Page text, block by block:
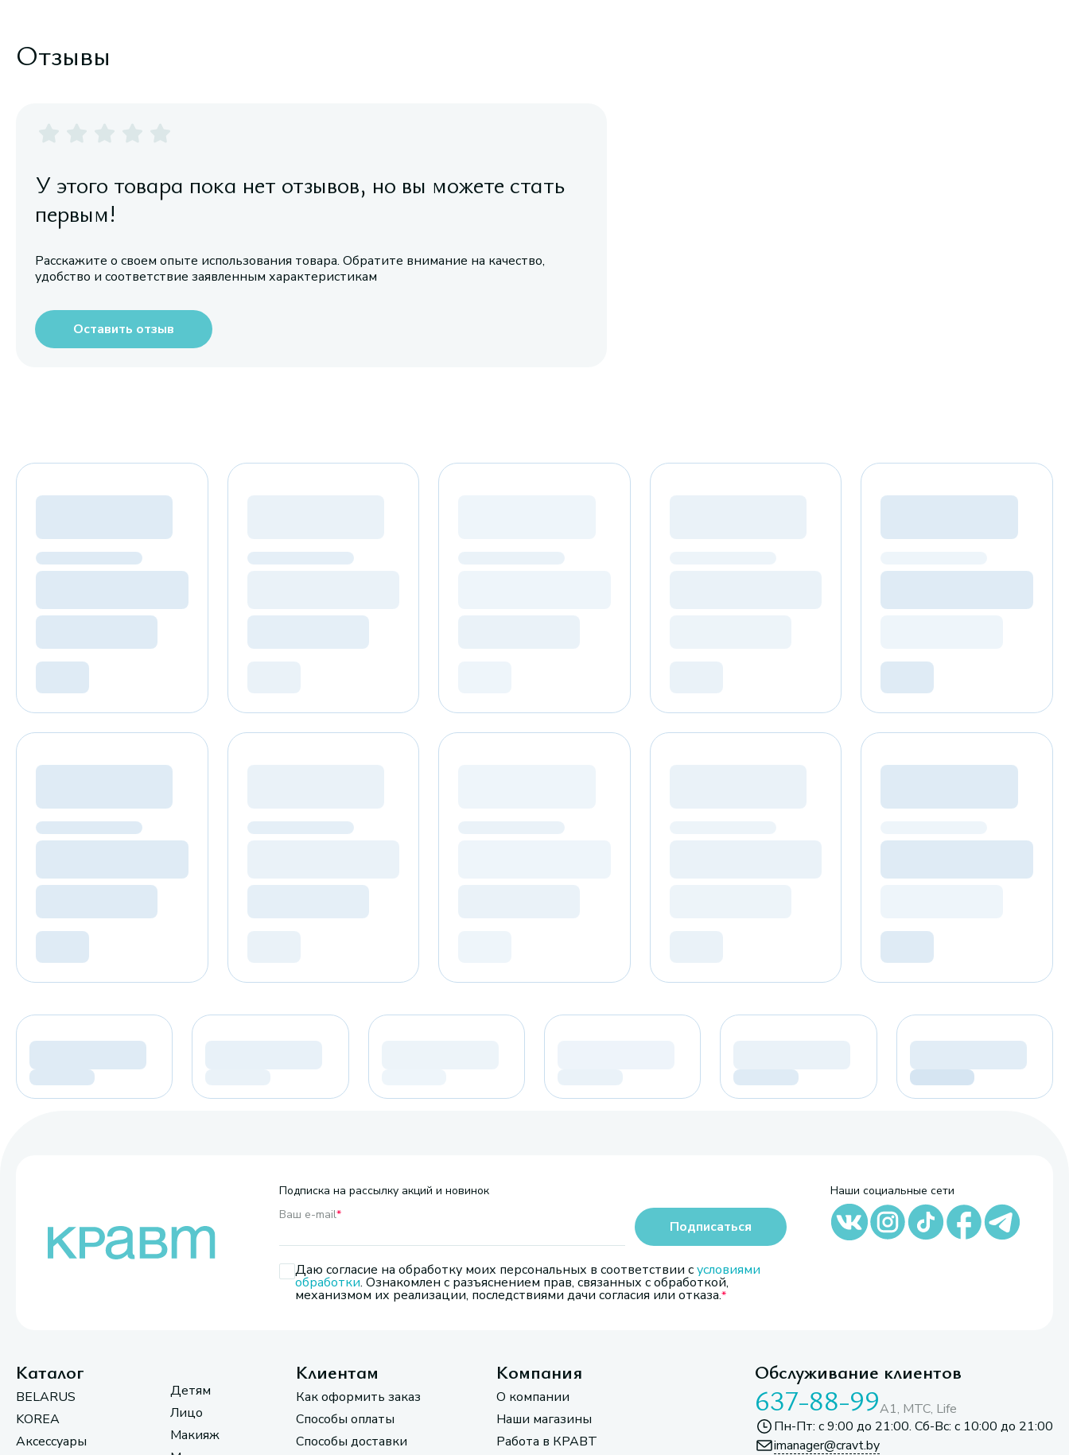
Отзывы
У этого товара пока нет отзывов, но вы можете стать
первым!
Расскажите о своем опыте использования товара. Обратите внимание на качество,
удобство и соответствие заявленным характеристикам
Оставить отзыв
Подписка на рассылку акций и новинок
Ваш e-mail*
Даю согласие на обработку моих персональных в соответствии сусловиями
обработки. Ознакомлен с разъяснением прав, связанных с обработкой,
механизмом их реализации, последствиями дачи согласия или отказа.
Подписаться
Наши социальные сети
Каталог
BELARUS
KOREA
Аксессуары
Детям
Лицо
Макияж
Клиентам
Как оформить заказ
Способы оплаты
Способы доставки
Компания
О компании
Наши магазины
Работа в КРАВТ
Обслуживание клиентов
637-88-99A1, МТС, Life
Пн-Пт: с 9:00 до 21:00. Сб-Вс: с 10:00 до 21:00
imanager@cravt.by